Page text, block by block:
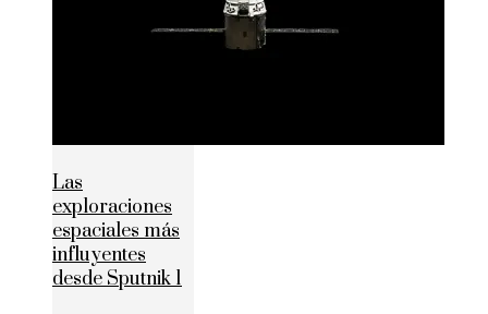
Las
exploraciones
espaciales más
influyentes
desde Sputnik 1